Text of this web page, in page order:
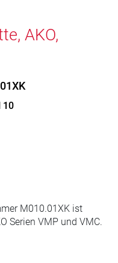
AKO,
10
M010.01XK ist
Serien VMP und VMC.